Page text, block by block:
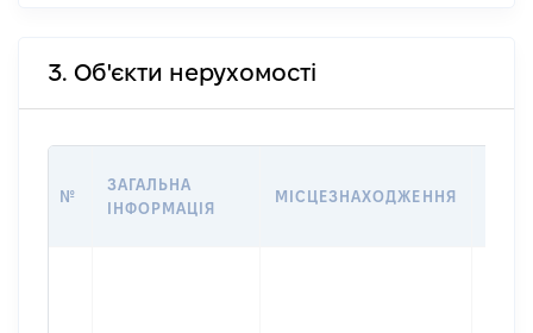
3. Об'єкти нерухомості
№
ЗАГАЛЬНА
ІНФОРМАЦІЯ
МІСЦЕЗНАХОДЖЕННЯ